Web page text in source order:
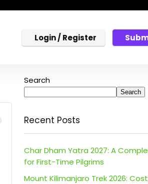
Login / Register
Search
Search
Recent Posts
Char Dham Yatra 2027: A
for First-Time Pilgrims
Mount Kilimanjaro Trek 2026: